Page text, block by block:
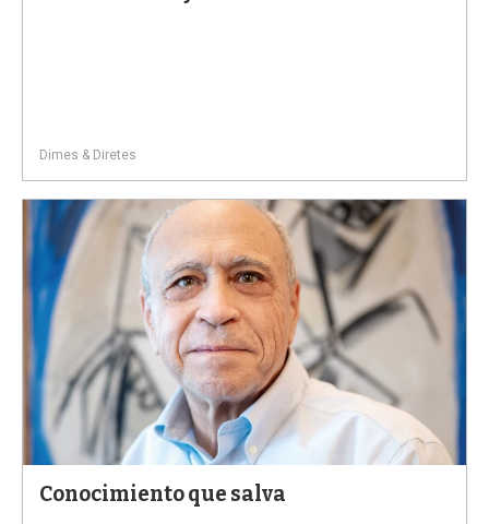
Dimes & Diretes
Conocimiento que salva